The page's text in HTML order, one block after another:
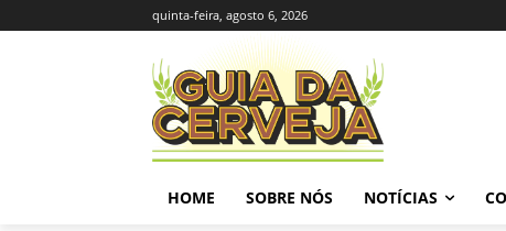
quinta-feira, agosto 6, 2026
HOME SOBRE NÓS NOTÍCIAS